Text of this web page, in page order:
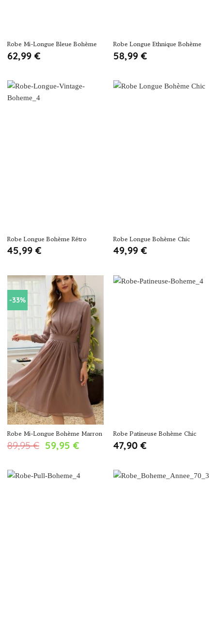
Robe Mi-Longue Bleue Bohème
62,99 €
Robe Longue Ethnique Bohème
58,99 €
Robe Longue Bohème Rétro
45,99 €
Robe Longue Bohème Chic
49,99 €
-33%
Robe Mi-Longue Bohème Marron
89,95€ Le
59,95 €Le
Robe Patineuse Bohème Chic
47,90 €